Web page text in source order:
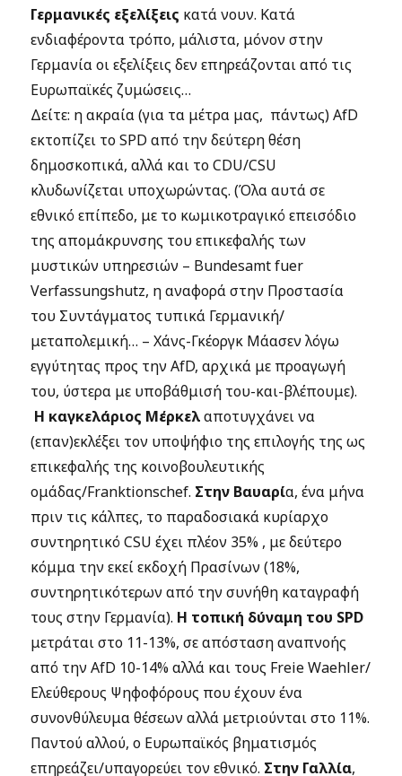
Γερμανικές εξελίξεις κατά νουν. Κατά
ενδιαφέροντα τρόπο, μάλιστα, μόνον στην
Γερμανία οι εξελίξεις δεν επηρεάζονται από τις
Ευρωπαϊκές ζυμώσεις…
Δείτε: η ακραία (για τα μέτρα μας, πάντως) AfD
εκτοπίζει το SPD από την δεύτερη θέση
δημοσκοπικά, αλλά και το CDU/CSU
κλυδωνίζεται υποχωρώντας. (Όλα αυτά σε
εθνικό επίπεδο, με το κωμικοτραγικό επεισόδιο
της απομάκρυνσης του επικεφαλής των
μυστικών υπηρεσιών – Bundesamt fuer
Verfassungshutz, η αναφορά στην Προστασία
του Συντάγματος τυπικά Γερμανική/
μεταπολεμική… – Χάνς-Γκέοργκ Μάασεν λόγω
εγγύτητας προς την AfD, αρχικά με προαγωγή
του, ύστερα με υποβάθμισή του-και-βλέπουμε).
Η καγκελάριος Μέρκελαποτυγχάνει να
(επαν)εκλέξει τον υποψήφιo της επιλογής της ως
επικεφαλής της κοινοβουλευτικής
ομάδας/Franktionschef. Στην Βαυαρία, ένα μήνα
πριν τις κάλπες, το παραδοσιακά κυρίαρχο
συντηρητικό CSU έχει πλέον 35% , με δεύτερο
κόμμα την εκεί εκδοχή Πρασίνων (18%,
συντηρητικότερων από την συνήθη καταγραφή
τους στην Γερμανία). Η τοπική δύναμη του SPD
μετράται στο 11-13%, σε απόσταση αναπνοής
από την AfD 10-14% αλλά και τους Freie Waehler/
Ελεύθερους Ψηφοφόρους που έχουν ένα
συνονθύλευμα θέσεων αλλά μετριούνται στο 11%.
Παντού αλλού, ο Ευρωπαϊκός βηματισμός
επηρεάζει/υπαγορεύει τον εθνικό. Στην Γαλλία,